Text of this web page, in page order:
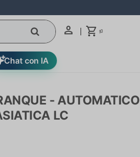
$0
Chat con IA
- AUTOMATICO
LC